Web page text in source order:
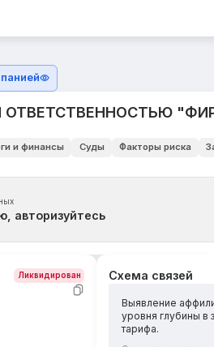
ОТВЕТСТВЕННОСТЬЮ
и финансы Суды Факторы риска
авторизуйтесь
Ликвидирован Схема связей
Выявление
уровня глубины в
тарифа.